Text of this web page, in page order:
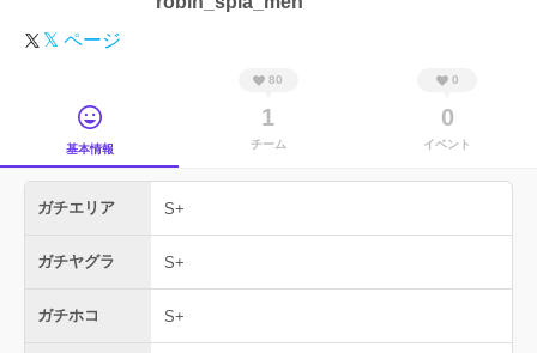
𝕏 ページ
基本情報
80
1
チーム
0
0
イベント
ガチエリア S+
ガチヤグラ S+
ガチホコ S+